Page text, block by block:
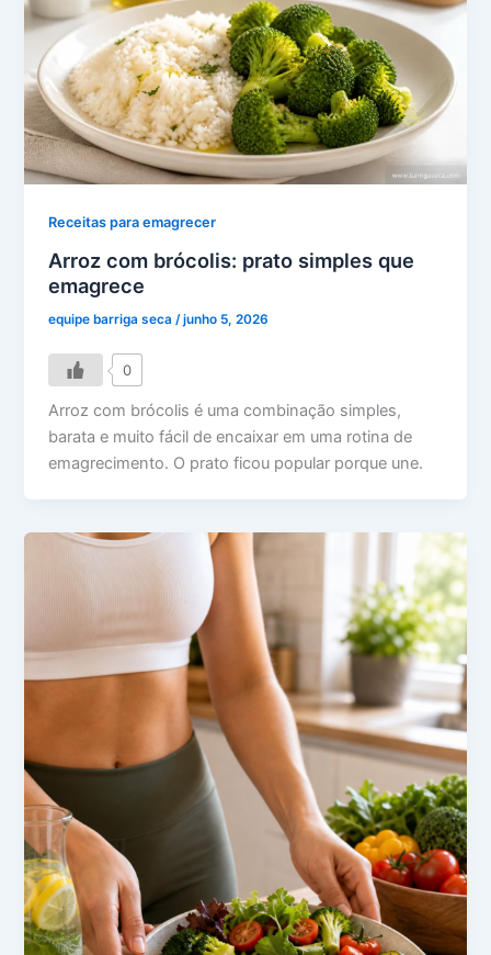
Receitas para emagrecer
Arroz com brócolis: prato simples que
emagrece
equipe barriga seca /junho 5, 2026
0
Arroz com brócolis é uma combinação simples,
barata e muito fácil de encaixar em uma rotina de
emagrecimento. O prato ficou popular porque une.